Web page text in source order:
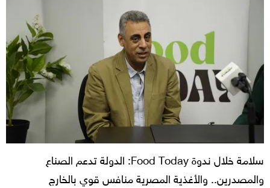
سلامة خلال ندوة Food Today: الدولة تدعم الصناع
والمصدرين.. والأغذية المصرية منافس قوي بالخارج